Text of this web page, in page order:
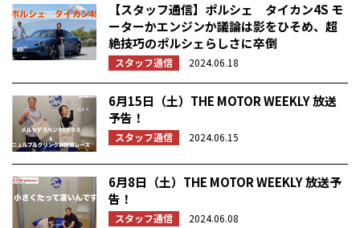
【スタッフ通信】ポルシェ タイカン4S モ
ーターかエンジンか議論は影をひそめ、超
絶技巧のポルシェらしさに卒倒
スタッフ通信 2024.06.18
6月15日（土）THE MOTOR WEEKLY 放送
予告！
スタッフ通信 2024.06.15
6月8日（土）THE MOTOR WEEKLY 放送予
告！
スタッフ通信 2024.06.08